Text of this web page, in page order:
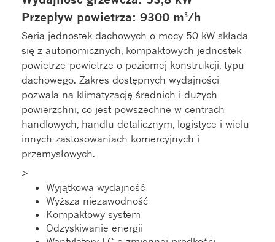
Przepływ powietrza: 9300 m³/h
Seria jednostek dachowych o mocy 50 kW składa
się z autonomicznych, kompaktowych jednostek
powietrze-powietrze o poziomej konstrukcji, typu
dachowego. Zakres dostępnych wydajności
pozwala na klimatyzację średnich i dużych
powierzchni, co jest powszechne w centrach
handlowych, handlu detalicznym, logistyce i wielu
innych zastosowaniach komercyjnych i
przemysłowych.
>
Wyjątkowa wydajność
Wyższa niezawodność
Kompaktowy system
Odzyskiwanie energii